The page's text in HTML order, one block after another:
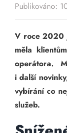
Publikováno:
V roce 2020
měla
operátora.
i další
vybírání co
služeb.